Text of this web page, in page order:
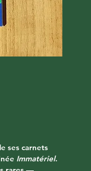
ses carnets
Immatériel.